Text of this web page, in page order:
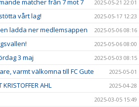
matcher från 7 mot 7 2025-05-21 22:01
vårt lag! 2025-05-17 12:23
ladda ner medlemsappen 2025-05-06 08:16
2025-05-06 08:00
3 maj 2025-05-03 08:15
varmt välkomna till FC Gute 2025-05-01
AHL 2025-04-28
2025-03-05 15:49